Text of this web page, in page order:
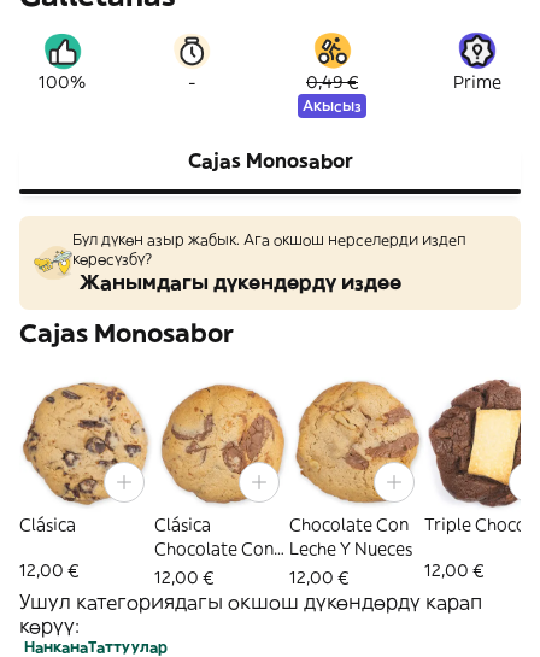
100% - 0,49 €
Акысыз
Prime
Cajas Monosabor
Бул дүкөн азыр жабык. Ага окшош нерселерди издеп
көрөсүзбү?
Жанымдагы дүкөндөрдү издөө
Cajas Monosabor
Clásica
12,00 €
Clásica
Chocolate Con
Leche
12,00 €
Chocolate Con
Leche Y Nueces
12,00 €
Triple
12,00 €
Ушул категориядагы окшош дүкөндөрдү карап
көрүү:
НанканаТаттуулар